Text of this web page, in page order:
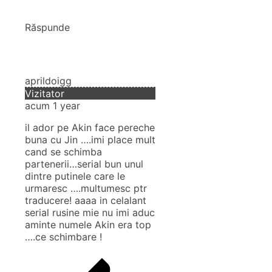
Răspunde
aprildoigg
Vizitator
acum 1 year
il ador pe Akin face pereche
buna cu Jin ….imi place mult
cand se schimba
partenerii…serial bun unul
dintre putinele care le
urmaresc ….multumesc ptr
traducere! aaaa in celalant
serial rusine mie nu imi aduc
aminte numele Akin era top
….ce schimbare !